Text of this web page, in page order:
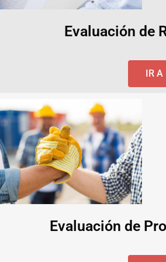
Evaluación de
IR A
Evaluación de